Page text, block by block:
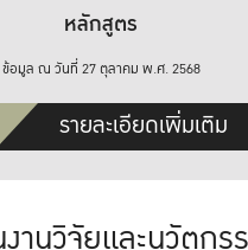
หลักสูตร
ข้อมูล ณ วันที่ 27 ตุลาคม พ.ศ. 2568
รายละเอียดเพิ่มเติม
านวิจัยและนวัตกร